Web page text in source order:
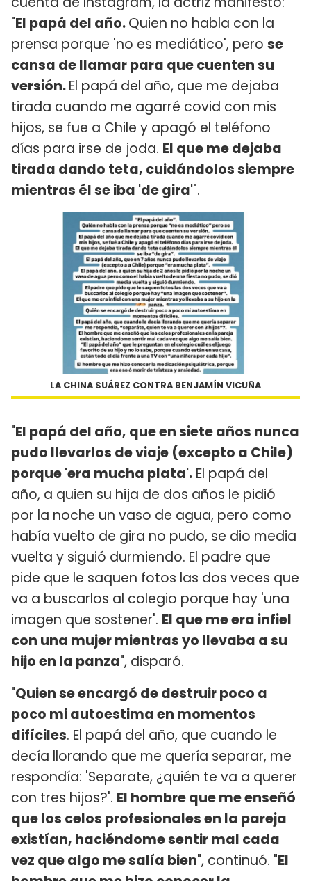
"El papá del año.Quien no habla con la
prensa porque 'no es mediático', pero se
cansa de llamar para que cuenten su
versión.El papá del año, que me dejaba
tirada cuando me agarré covid con mis
hijos, se fue a Chile y apagó el teléfono
días para irse de joda. El que me dejaba
tirada dando teta, cuidándolos siempre
mientras él se iba 'de gira'".
LA CHINA SUÁREZ CONTRA BENJAMÍN VICUÑA
"El papá del año, que en siete años nunca
pudo llevarlos de viaje (excepto a Chile)
porque 'era mucha plata'. El papá del
año, a quien su hija de dos años le pidió
por la noche un vaso de agua, pero como
había vuelto de gira no pudo, se dio media
vuelta y siguió durmiendo. El padre que
pide que le saquen fotos las dos veces que
va a buscarlos al colegio porque hay 'una
imagen que sostener'. El que me era infiel
con una mujer mientras yo llevaba a su
hijo en la panza", disparó.
"Quien se encargó de destruir poco a
poco mi autoestima en momentos
difíciles. El papá del año, que cuando le
decía llorando que me quería separar, me
respondía: 'Separate, ¿quién te va a querer
con tres hijos?'. El hombre que me enseñó
que los celos profesionales en la pareja
existían, haciéndome sentir mal cada
vez que algo me salía bien", continuó. "El